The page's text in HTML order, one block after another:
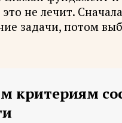
не лечит.
задачи, потом
критериям